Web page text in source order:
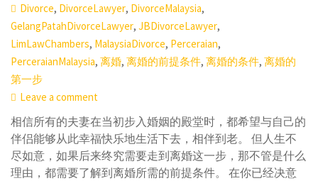
Divorce, DivorceLawyer, DivorceMalaysia,
GelangPatahDivorceLawyer,JBDivorceLawyer,
LimLawChambers, MalaysiaDivorce, Perceraian,
PerceraianMalaysia,离婚,离婚的前提条件,离婚的条件,离婚的
第一步
Leave a comment
相信所有的夫妻在当初步入婚姻的殿堂时，都希望与自己的
伴侣能够从此幸福快乐地生活下去，相伴到老。 但人生不
尽如意，如果后来终究需要走到离婚这一步，那不管是什么
理由，都需要了解到离婚所需的前提条件。 在你已经决意